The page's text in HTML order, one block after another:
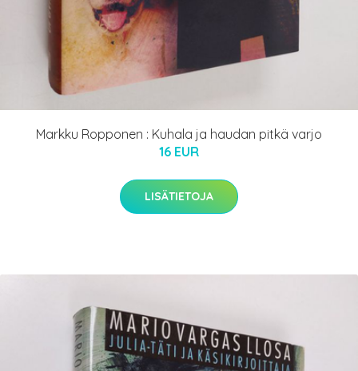
Markku Ropponen : Kuhala ja haudan pitkä varjo
16 EUR
LISÄTIETOJA